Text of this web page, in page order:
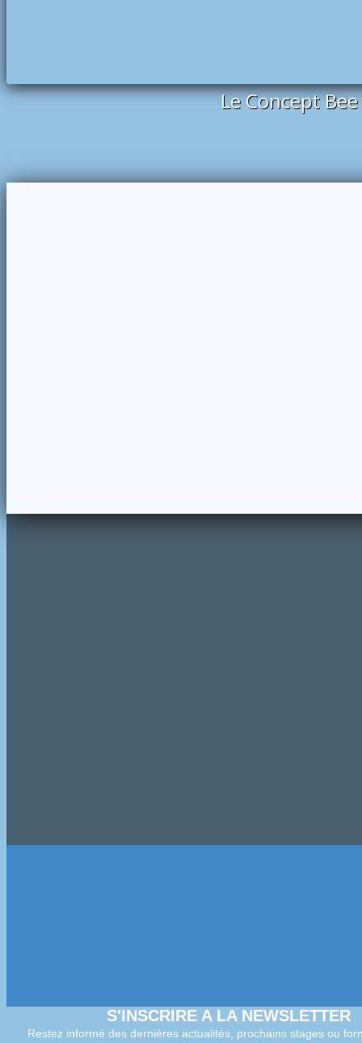
Le Concept
S'INSCRIRE A LA NEWSLETTER
Restez informé des dernières actualités, prochains stages ou